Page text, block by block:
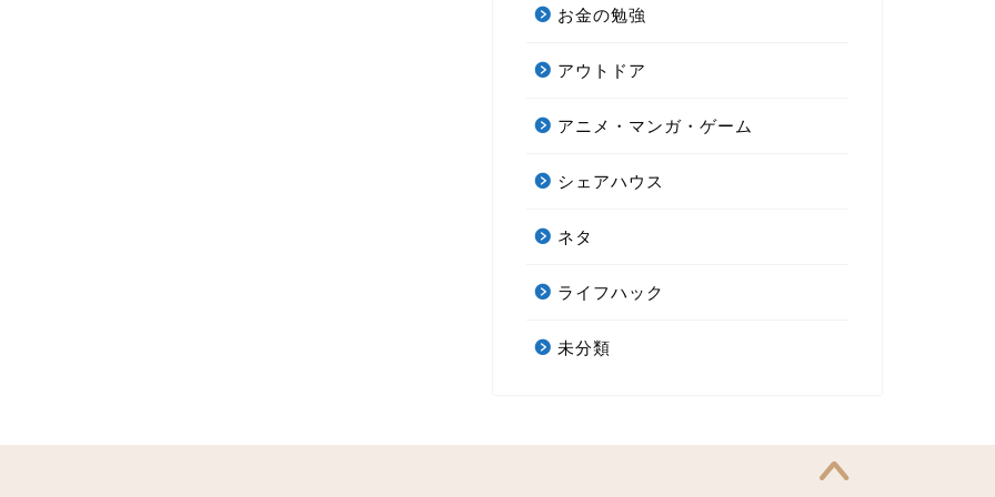
お金の勉強
アウトドア
アニメ・マンガ・ゲーム
シェアハウス
ネタ
ライフハック
未分類